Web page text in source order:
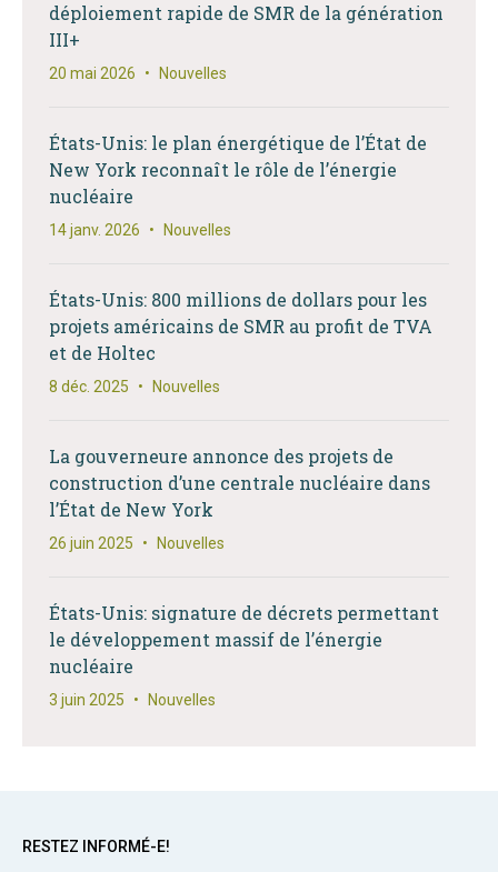
déploiement rapide de SMR de la génération
III+
20 mai 2026 • Nouvelles
États-Unis: le plan énergétique de l’État de
New York reconnaît le rôle de l’énergie
nucléaire
14 janv. 2026 • Nouvelles
États-Unis: 800 millions de dollars pour les
projets américains de SMR au profit de TVA
et de Holtec
8 déc. 2025 • Nouvelles
La gouverneure annonce des projets de
construction d’une centrale nucléaire dans
l’État de New York
26 juin 2025 • Nouvelles
États-Unis: signature de décrets permettant
le développement massif de l’énergie
nucléaire
3 juin 2025 • Nouvelles
RESTEZ INFORMÉ-E!